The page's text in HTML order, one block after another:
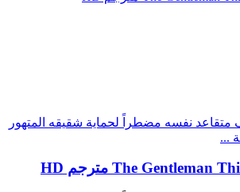
نفسه مضطراً لحماية شقيقه المتهور
...